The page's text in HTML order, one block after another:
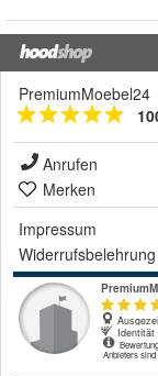
PremiumMoebel24
Anrufen
Merken
Impressum
Widerrufsbelehrung